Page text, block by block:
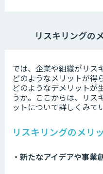
リスキリングの
では、企業や組織がリス
どのようなメリットが得
どのようなデメリットが
うか。ここからは、リス
ットについて詳しくみて
リスキリングのメリ
・新たなアイデアや事業